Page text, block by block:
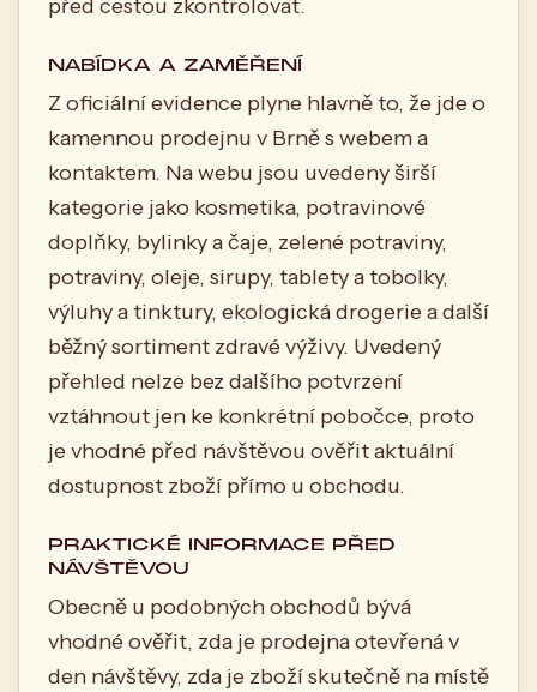
před cestou zkontrolovat.
NABÍDKA A ZAMĚŘENÍ
Z oficiální evidence plyne hlavně to, že jde o
kamennou prodejnu v Brně s webem a
kontaktem. Na webu jsou uvedeny širší
kategorie jako kosmetika, potravinové
doplňky, bylinky a čaje, zelené potraviny,
potraviny, oleje, sirupy, tablety a tobolky,
výluhy a tinktury, ekologická drogerie a další
běžný sortiment zdravé výživy. Uvedený
přehled nelze bez dalšího potvrzení
vztáhnout jen ke konkrétní pobočce, proto
je vhodné před návštěvou ověřit aktuální
dostupnost zboží přímo u obchodu.
PRAKTICKÉ INFORMACE PŘED
NÁVŠTĚVOU
Obecně u podobných obchodů bývá
vhodné ověřit, zda je prodejna otevřená v
den návštěvy, zda je zboží skutečně na místě